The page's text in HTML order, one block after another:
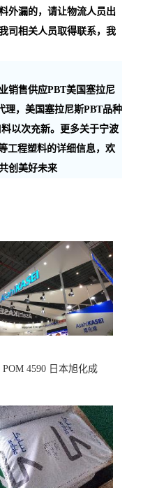
外漏的，请让物流人员出
司相关人员取得联系，我
销售供应PBT美国塞拉尼
理，美国塞拉尼斯PBT品种
以次充新。更多关于宁波
工程塑料的详细信息，欢
创美好未来
POM 4590 日本旭化成